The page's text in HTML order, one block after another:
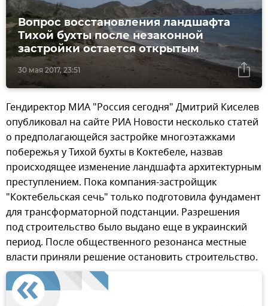
30 мая 2017, 23:51
Вопрос восстановления ландшафта
Тихой бухты после незаконной
застройки остается открытым
Гендиректор МИА "Россия сегодня" Дмитрий Киселев
опубликовал на сайте РИА Новости несколько статей
о предполагающейся застройке многоэтажками
побережья у Тихой бухты в Коктебеле, назвав
происходящее изменение ландшафта архитектурным
преступлением. Пока компания-застройщик
"Коктебельская сечь" только подготовила фундамент
для трансформаторной подстанции. Разрешения
под строительство было выдано еще в украинский
период. После общественного резонанса местные
власти приняли решение остановить строительство.